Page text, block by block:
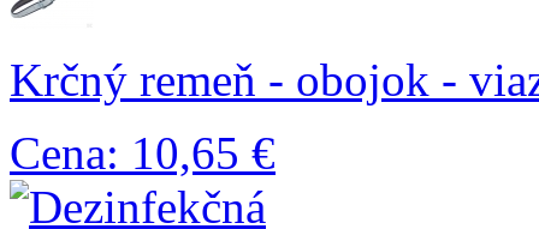
Krčný remeň - obojok -
Cena: 10,65 €